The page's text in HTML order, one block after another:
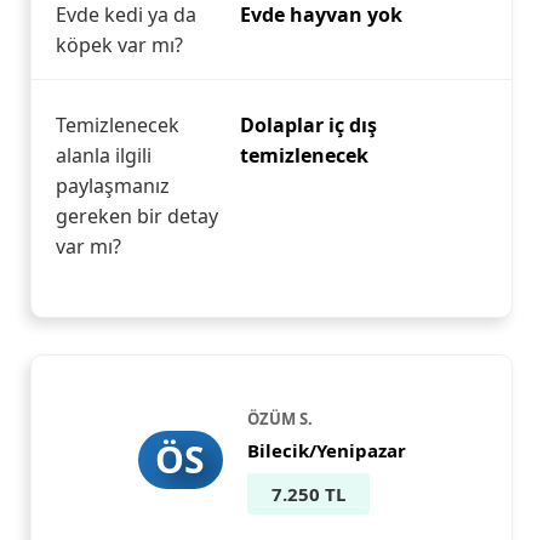
Evde kedi ya da
köpek var mı?
Evde hayvan yok
Temizlenecek
alanla ilgili
paylaşmanız
gereken bir detay
var mı?
Dolaplar iç dış
temizlenecek
ÖS
ÖZÜM S.
Bilecik/Yenipazar
7.250 TL